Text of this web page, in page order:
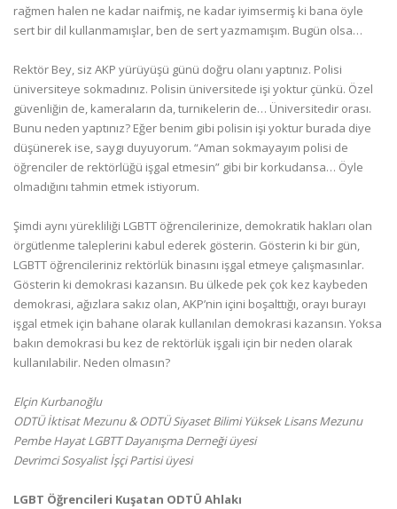
rağmen halen ne kadar naifmiş, ne kadar iyimsermiş ki bana öyle
sert bir dil kullanmamışlar, ben de sert yazmamışım. Bugün olsa…
Rektör Bey, siz AKP yürüyüşü günü doğru olanı yaptınız. Polisi
üniversiteye sokmadınız. Polisin üniversitede işi yoktur çünkü. Özel
güvenliğin de, kameraların da, turnikelerin de… Üniversitedir orası.
Bunu neden yaptınız? Eğer benim gibi polisin işi yoktur burada diye
düşünerek ise, saygı duyuyorum. “Aman sokmayayım polisi de
öğrenciler de rektörlüğü işgal etmesin” gibi bir korkudansa… Öyle
olmadığını tahmin etmek istiyorum.
Şimdi aynı yürekliliği LGBTT öğrencilerinize, demokratik hakları olan
örgütlenme taleplerini kabul ederek gösterin. Gösterin ki bir gün,
LGBTT öğrencileriniz rektörlük binasını işgal etmeye çalışmasınlar.
Gösterin ki demokrasi kazansın. Bu ülkede pek çok kez kaybeden
demokrasi, ağızlara sakız olan, AKP’nin içini boşalttığı, orayı burayı
işgal etmek için bahane olarak kullanılan demokrasi kazansın. Yoksa
bakın demokrasi bu kez de rektörlük işgali için bir neden olarak
kullanılabilir. Neden olmasın?
Elçin Kurbanoğlu
ODTÜ İktisat Mezunu & ODTÜ Siyaset Bilimi Yüksek Lisans Mezunu
Pembe Hayat LGBTT Dayanışma Derneği üyesi
Devrimci Sosyalist İşçi Partisi üyesi
LGBT Öğrencileri Kuşatan ODTÜ Ahlakı